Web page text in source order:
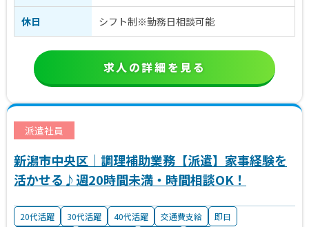
休日 シフト制※勤務日相談可能
求人の詳細を見る
派遣社員
新潟市中央区｜調理補助業務【派遣】家事経験を
活かせる♪週20時間未満・時間相談OK！
20代活躍 30代活躍 40代活躍 交通費支給
即日